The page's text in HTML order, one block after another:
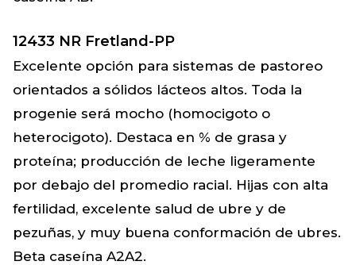
12433 NR Fretland-PP
Excelente opción para sistemas de pastoreo
orientados a sólidos lácteos altos. Toda la
progenie será mocho (homocigoto o
heterocigoto). Destaca en % de grasa y
proteína; producción de leche ligeramente
por debajo del promedio racial. Hijas con alta
fertilidad, excelente salud de ubre y de
pezuñas, y muy buena conformación de ubres.
Beta caseína A2A2.